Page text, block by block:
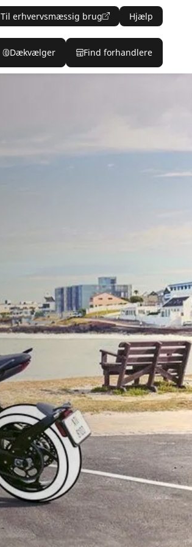
Til erhvervsmæssig brug Hjælp
Dækvælger Find forhandlere